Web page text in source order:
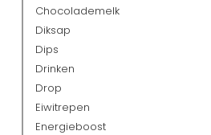
Chocolademelk
Diksap
Dips
Drinken
Drop
Eiwitrepen
Energieboost